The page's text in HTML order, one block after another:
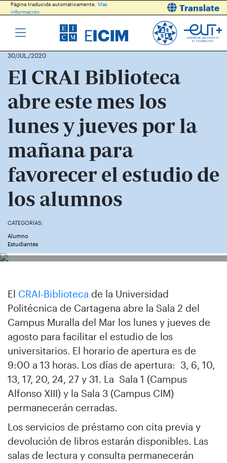
Página traducida automáticamente. Más
información
Translate
30/JUL./2020
El CRAI Biblioteca
abre este mes los
lunes y jueves por la
mañana para
favorecer el estudio de
los alumnos
CATEGORÍAS:
Alumno
Estudiantes
El CRAI-Biblioteca de la Universidad
Politécnica de Cartagena abre la Sala 2 del
Campus Muralla del Mar los lunes y jueves de
agosto para facilitar el estudio de los
universitarios. El horario de apertura es de
9:00 a 13 horas. Los días de apertura: 3, 6, 10,
13, 17, 20, 24, 27 y 31. La Sala 1 (Campus
Alfonso XIII) y la Sala 3 (Campus CIM)
permanecerán cerradas.
Los servicios de préstamo con cita previa y
devolución de libros estarán disponibles. Las
salas de lectura y consulta permanecerán